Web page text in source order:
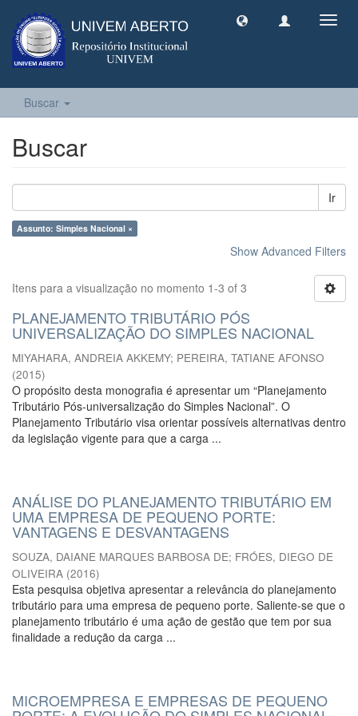
Buscar
Buscar
Ir
Assunto: Simples Nacional ×
Show Advanced Filters
Itens para a visualização no momento 1-3 of 3
PLANEJAMENTO TRIBUTÁRIO PÓS
UNIVERSALIZAÇÃO DO SIMPLES NACIONAL
MIYAHARA, ANDREIA AKKEMY; PEREIRA, TATIANE AFONSO
(2015)
O propósito desta monografia é apresentar um “Planejamento
Tributário Pós-universalização do Simples Nacional”. O
Planejamento Tributário visa orientar possíveis alternativas dentro
da legislação vigente para que a carga ...
ANÁLISE DO PLANEJAMENTO TRIBUTÁRIO EM
UMA EMPRESA DE PEQUENO PORTE:
VANTAGENS E DESVANTAGENS
SOUZA, DAIANE MARQUES BARBOSA DE; FRÓES, DIEGO DE
OLIVEIRA (2016)
Esta pesquisa objetiva apresentar a relevância do planejamento
tributário para uma empresa de pequeno porte. Saliente-se que o
planejamento tributário é uma ação de gestão que tem por sua
finalidade a redução da carga ...
MICROEMPRESA E EMPRESAS DE PEQUENO